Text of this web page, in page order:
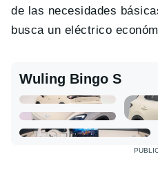
de las necesidades
busca un eléctrico
Wuling Bingo S